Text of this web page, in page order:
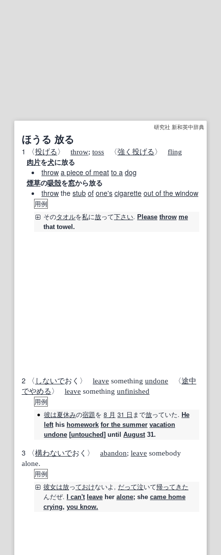
研究社 新和英中辞典
ほうる 放る
1 〈投げる 〉 throw; toss 〈強く 投げる 〉 fling
肉片を犬に放る
throw a piece of meat to a dog
煙草の吸殻を窓から放る
throw the stub of one's cigarette out of the window
用例
そのタオルを私に放って下さい. Please throw me
that towel.
2 〈 しないでおく〉 leave something undone 〈途中
でやめる 〉 leave something unfinished
用例
彼は夏休みの宿題を 8 月 31 日 まで放っていた. He
left his homework for the summer vacation
undone [untouched] until August 31.
3 〈構わないでおく〉 abandon; leave somebody
alone.
用例
彼女は放っておけないよ, だって泣いて帰ってきた
んだぜ.
I can't leave her alone; she came home
crying, you know.